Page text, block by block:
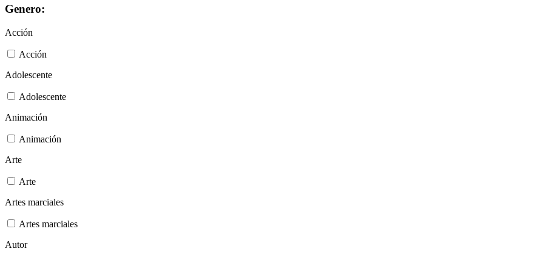
Genero:
Acción
Acción
Adolescente
Adolescente
Animación
Animación
Arte
Arte
Artes marciales
Artes marciales
Autor